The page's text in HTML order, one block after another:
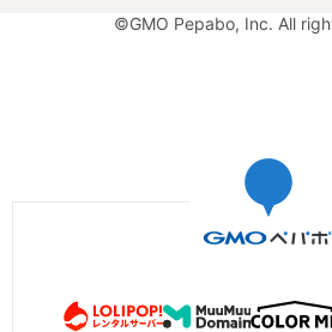
©GMO Pepabo, Inc. All